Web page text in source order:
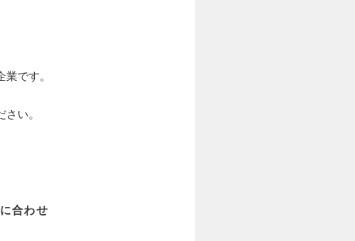
です。
い。
合わせ